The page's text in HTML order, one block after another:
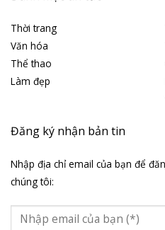
Thời trang
Văn hóa
Thể thao
Làm đẹp
Đăng ký nhận bản tin
Nhập địa chỉ email của bạn để
chúng tôi: